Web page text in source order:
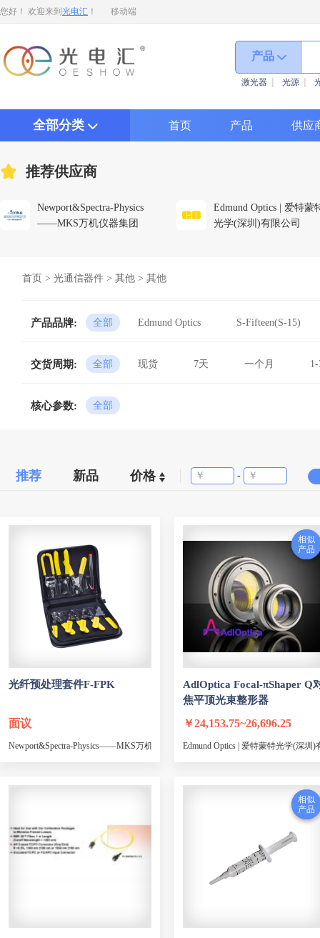
您好！ 欢迎来到 光电汇 ！ 移动端
产品
激光器 光源
全部分类 首页 产品 供应
推荐供应商
Newport&Spectra-Physics
——MKS万机仪器集团
Edmund Optics | 爱特蒙
光学(深圳)有限公司
首页 > 光通信器件 > 其他 > 其他
产品品牌: 全部 Edmund Optics S-Fifteen(S-15)
Eachwave Edmund
交货周期: 全部 现货 7天 一个月
核心参数: 全部
推荐 新品 价格 -
光纤预处理套件F-FPK
面议
Newport&Spectra-Physics——MKS万机仪器集团
AdlOptica Focal-πShaper Q
焦平顶光束整形器
￥24,153.75~26,696.25
Edmund Optics | 爱特蒙特光学(深圳)
相似
产品
相似
产品
相似
产品
相似
产品